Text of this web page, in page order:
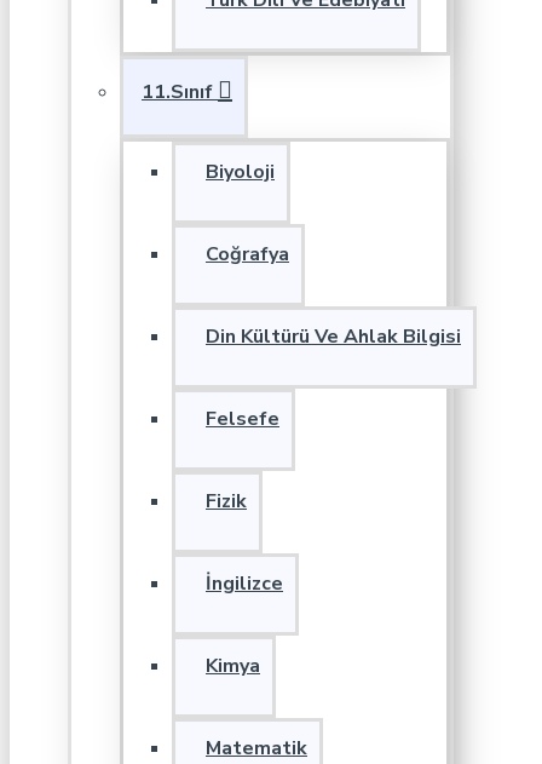
11.Sınıf
Biyoloji
Coğrafya
Din Kültürü Ve Ahlak Bilgisi
Felsefe
Fizik
İngilizce
Kimya
Matematik